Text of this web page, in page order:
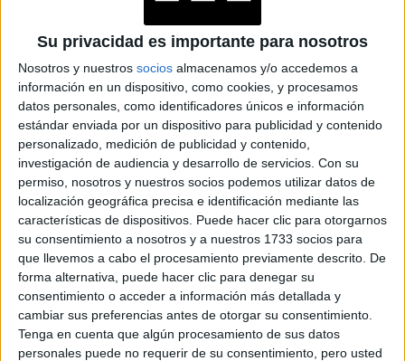
Su privacidad es importante para nosotros
Nosotros y nuestros socios almacenamos y/o accedemos a
información en un dispositivo, como cookies, y procesamos
datos personales, como identificadores únicos e información
estándar enviada por un dispositivo para publicidad y contenido
personalizado, medición de publicidad y contenido,
investigación de audiencia y desarrollo de servicios. Con su
permiso, nosotros y nuestros socios podemos utilizar datos de
localización geográfica precisa e identificación mediante las
características de dispositivos. Puede hacer clic para otorgarnos
su consentimiento a nosotros y a nuestros 1733 socios para
que llevemos a cabo el procesamiento previamente descrito. De
forma alternativa, puede hacer clic para denegar su
consentimiento o acceder a información más detallada y
cambiar sus preferencias antes de otorgar su consentimiento.
Tenga en cuenta que algún procesamiento de sus datos
personales puede no requerir de su consentimiento, pero usted
Accedé a los beneficios para suscriptores
Contenidos exclusivos
Sorteos
Descuentos en publicaciones
Participación en los eventos organizados por
Editorial Perfil.
Suscribite ahora